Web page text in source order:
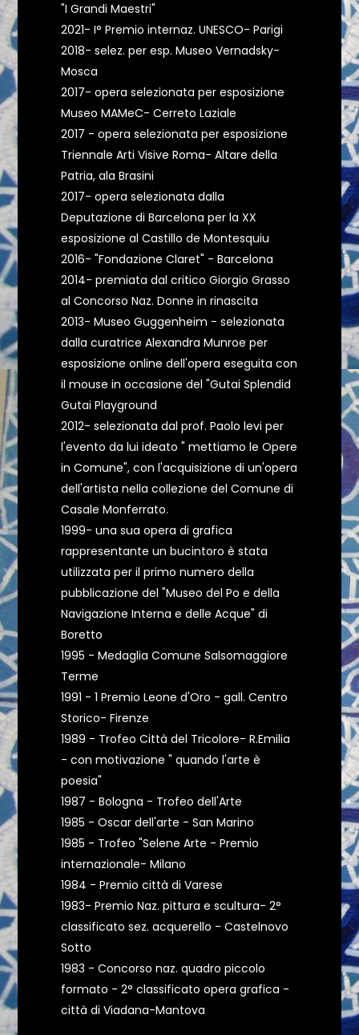
"I Grandi Maestri"
2021- I° Premio internaz. UNESCO- Parigi
2018- selez. per esp. Museo Vernadsky-
Mosca
2017- opera selezionata per esposizione
Museo MAMeC- Cerreto Laziale
2017 - opera selezionata per esposizione
Triennale Arti Visive Roma- Altare della
Patria, ala Brasini
2017- opera selezionata dalla
Deputazione di Barcelona per la XX
esposizione al Castillo de Montesquiu
2016- "Fondazione Claret" - Barcelona
2014- premiata dal critico Giorgio Grasso
al Concorso Naz. Donne in rinascita
2013- Museo Guggenheim - selezionata
dalla curatrice Alexandra Munroe per
esposizione online dell'opera eseguita con
il mouse in occasione del "Gutai Splendid
Gutai Playground
2012- selezionata dal prof. Paolo levi per
l'evento da lui ideato " mettiamo le Opere
in Comune", con l'acquisizione di un'opera
dell'artista nella collezione del Comune di
Casale Monferrato.
1999- una sua opera di grafica
rappresentante un bucintoro è stata
utilizzata per il primo numero della
pubblicazione del "Museo del Po e della
Navigazione Interna e delle Acque" di
Boretto
1995 - Medaglia Comune Salsomaggiore
Terme
1991 - 1 Premio Leone d'Oro - gall. Centro
Storico- Firenze
1989 - Trofeo Città del Tricolore- R.Emilia
- con motivazione " quando l'arte è
poesia"
1987 - Bologna - Trofeo dell'Arte
1985 - Oscar dell'arte - San Marino
1985 - Trofeo "Selene Arte - Premio
internazionale- Milano
1984 - Premio città di Varese
1983- Premio Naz. pittura e scultura- 2°
classificato sez. acquerello - Castelnovo
Sotto
1983 - Concorso naz. quadro piccolo
formato - 2° classificato opera grafica -
città di Viadana-Mantova